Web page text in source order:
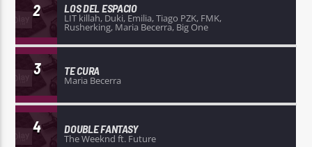
2 LOS DEL ESPACIO
LIT killah, Duki, Emilia, Tiago PZK, FMK,
Rusherking, Maria Becerra, Big One
3 TE CURA
Maria Becerra
4 DOUBLE FANTASY
The Weeknd ft. Future